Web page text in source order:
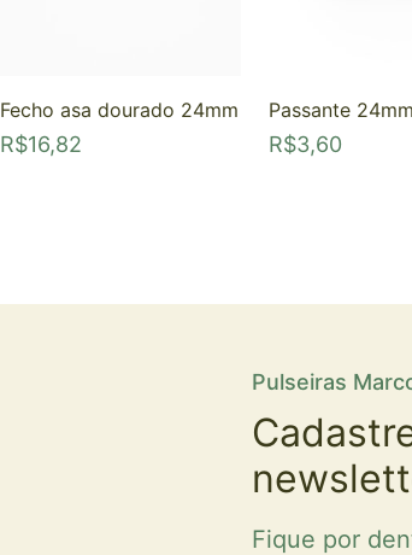
Fecho asa dourado 24mm
R$16,82
Passante 24mm
R$3,60
Pulseiras
Fique por